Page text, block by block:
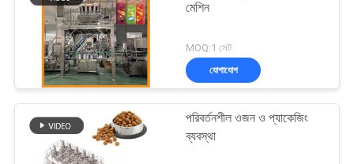
মেশিন
MOQ:1 সেট
যোগাযোগ
পরিবর্তনশীল ওজন ও প্যাকেজিং
ব্যবস্থা